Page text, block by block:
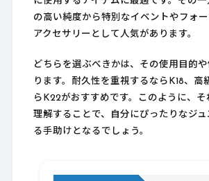
の高い純度から特別なイベントやフォ
アクセサリーとして人気があります。
どちらを選ぶべきかは、その使用目的
ります。耐久性を重視するならK18、高
らK22がおすすめです。このように、そ
理解することで、自分にぴったりなジ
る手助けとなるでしょう。